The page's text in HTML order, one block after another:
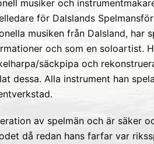
musiker och
för Dalslands
musiken från Dalsland, har
och som en soloartist.
säckpipa och
dessa. Alla instrument han
av spelmän och är säker
då redan hans farfar var